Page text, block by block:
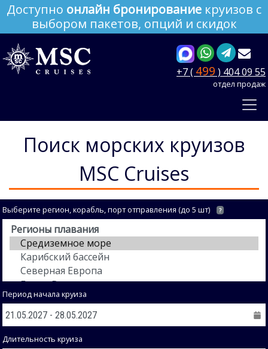
Доступно онлайн бронирование круизов с
выбором пакетов, опций и скидок
+7 ( 499 ) 404 09 55
отдел продаж
Поиск морских круизов
MSC Cruises
Выберите регион, корабль, порт отправления (до 5 шт) ?
Период начала круиза
Длительность круиза